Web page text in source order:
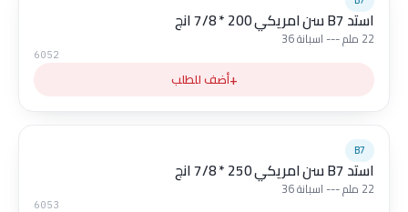
استد B7 سن امريكي 200 * 7/8 انج
22 ملم --- اسبانة 36
6052
+أضف للطلب
B7
استد B7 سن امريكي 250 * 7/8 انج
22 ملم --- اسبانة 36
6053